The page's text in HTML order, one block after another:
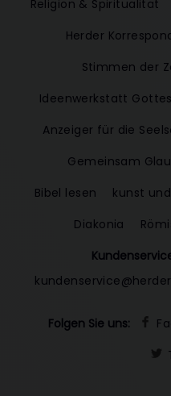
Religion & Spiritualität
Herder
Stimmen der
Ideenwerkstatt
Anzeiger für die
Gemeinsam
Bibel lesen
kunst
Diakonia
Folgen Sie uns: